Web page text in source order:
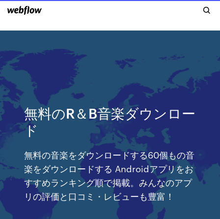
無料のR＆B音楽ダウンロー
ド
無料の音楽をダウンロードする60個もの音
楽をダウンロードする Androidアプリをお
すすめランキング順で掲載。みんなのアプ
リの評価と口コミ・レビューも豊富！